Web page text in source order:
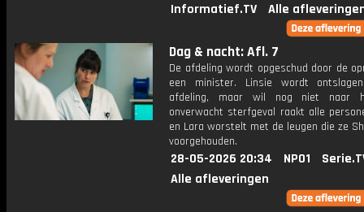
Informatief.TV
Alle
Dag & nacht: Afl. 7
De afdeling wordt opgeschud door de
een minister. Linsie wordt
afdeling, maar wil nog niet naar
onverwacht sterfgeval raakt alle
en Lara worstelt met de leugen die ze
voorgehouden.
28-05-2026 20:34 NPO1
Alle afleveringen